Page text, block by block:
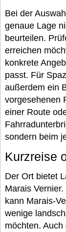
Bei der
genaue Lage
beurteilen.
erreichen
konkrete
passt. Für
außerdem ein
vorgesehenen
einer Route
sondern beim
Kurzreise
Der Ort bietet
Marais
kann Marais-
wenige
möchten.